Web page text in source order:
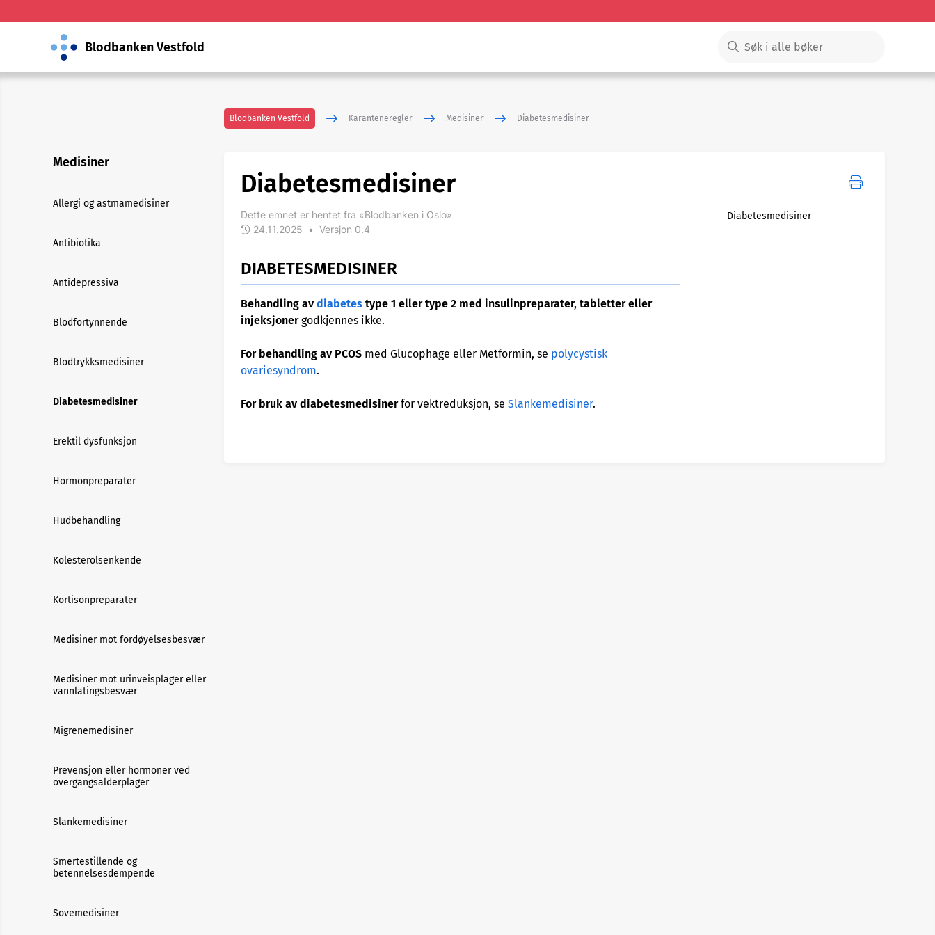
Blodbanken Vestfold
Blodbanken Vestfold Karanteneregler Medisiner Diabetesmedisiner
Medisiner
Allergi og astmamedisiner
Antibiotika
Antidepressiva
Blodfortynnende
Blodtrykksmedisiner
Diabetesmedisiner
Erektil dysfunksjon
Hormonpreparater
Hudbehandling
Kolesterolsenkende
Kortisonpreparater
Medisiner mot fordøyelsesbesvær
Medisiner mot urinveisplager eller
vannlatingsbesvær
Migrenemedisiner
Prevensjon eller hormoner ved
overgangsalderplager
Slankemedisiner
Smertestillende og
betennelsesdempende
Sovemedisiner
Diabetesmedisiner
Dette emnet er hentet fra «Blodbanken i Oslo»
24.11.2025
• Versjon 0.4
DIABETESMEDISINER
Behandling av diabetes type 1 eller type 2 med insulinpreparater, tabletter eller
injeksjonergodkjennes ikke.
For behandling av PCOS med Glucophage eller Metformin, se polycystisk
ovariesyndrom.
For bruk av diabetesmedisinerfor vektreduksjon, se Slankemedisiner.
Diabetesmedisiner